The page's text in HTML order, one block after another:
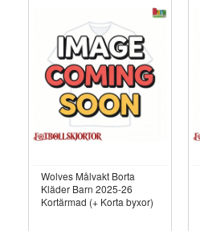
Wolves Målvakt Borta
Kläder Barn 2025-26
Kortärmad (+ Korta byxor)